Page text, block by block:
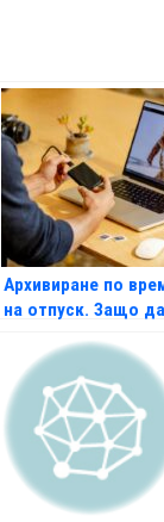
Архивиране по
на отпуск. Защо да
във външен SSD?